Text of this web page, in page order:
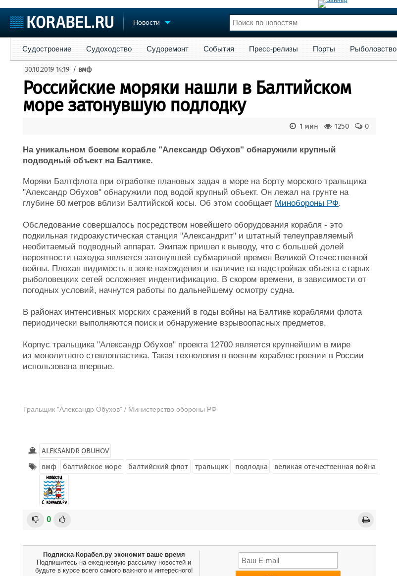
Новости
Судостроение
Пульс
Новости
Репутация
Журнал
Реклама
Торговая площадка
Доска объявлений
Продажа флота
Оборудование
Изделия
Конференции
Личности
Флот
Форум
Судостроение Судоходство Судоремонт События Пресс-релизы Порты Рыболовство
30.10.2019 14:19 / вмф
Российские моряки нашли в Балтийском
море затонувшую подлодку
0
1250
1 мин
На уникальном боевом корабле "Александр Обухов" обнаружили крупный
подводный объект на Балтике.
Моряки Балтфлота при отработке плановых задач в море на борту морского тральщика
"Александр Обухов" обнаружили под водой крупный объект. Он лежал на грунте на
глубине 60 метров вблизи Балтийской косы. Об этом сообщает Минобороны РФ.
Обследование совершалось посредством новейшего оборудования корабля - это
подкильная гидроакустическая станция "Александрит" и штатный телеуправляемый
необитаемый подводный аппарат. Экипаж пришел к выводу, что с большей долей
вероятности находка является затонувшей субмариной времен Великой Отечественной
войны. Плохая видимость в зоне нахождения и наличие на надстройках объекта старых
рыболовецких сетей осложняет индентификацию. В скором времени, в зависимости от
погодных условий, начнутся работы по дальнейшему осмотру судна.
В районах интенсивных морских сражений в годы войны на Балтике кораблями флота
периодически выполняются поиск и обнаружение взрывоопасных предметов.
Корпус тральщика "Александр Обухов" проекта 12700 является крупнейшим в мире
из монолитного стеклопластика. Такая технология в военнм кораблестроении в России
использована впервые.
Тральщик "Александр Обухов" / Министерство обороны РФ
ALEKSANDR OBUHOV
вмф
балтийское море балтийский флот тральщик подлодка великая отечественная война
0
Подписка Корабел.ру экономит ваше время
Подпишитесь на ежедневную рассылку новостей и
будьте в курсе всего самого важного и интересного!